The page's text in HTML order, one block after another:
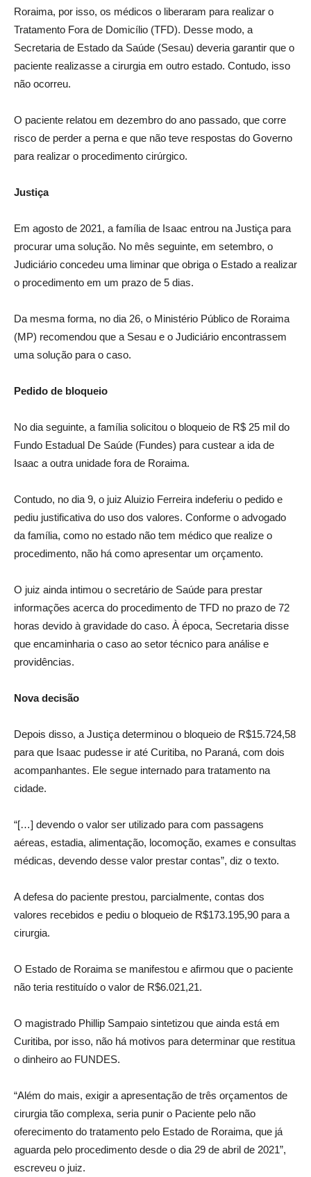
Roraima, por isso, os médicos o liberaram para realizar o
Tratamento Fora de Domicílio (TFD). Desse modo, a
Secretaria de Estado da Saúde (Sesau) deveria garantir que o
paciente realizasse a cirurgia em outro estado. Contudo, isso
não ocorreu.
O paciente relatou em dezembro do ano passado, que corre
risco de perder a perna e que não teve respostas do Governo
para realizar o procedimento cirúrgico.
Justiça
Em agosto de 2021, a família de Isaac entrou na Justiça para
procurar uma solução. No mês seguinte, em setembro, o
Judiciário concedeu uma liminar que obriga o Estado a realizar
o procedimento em um prazo de 5 dias.
Da mesma forma, no dia 26, o Ministério Público de Roraima
(MP) recomendou que a Sesau e o Judiciário encontrassem
uma solução para o caso.
Pedido de bloqueio
No dia seguinte, a família solicitou o bloqueio de R$ 25 mil do
Fundo Estadual De Saúde (Fundes) para custear a ida de
Isaac a outra unidade fora de Roraima.
Contudo, no dia 9, o juiz Aluizio Ferreira indeferiu o pedido e
pediu justificativa do uso dos valores. Conforme o advogado
da família, como no estado não tem médico que realize o
procedimento, não há como apresentar um orçamento.
O juiz ainda intimou o secretário de Saúde para prestar
informações acerca do procedimento de TFD no prazo de 72
horas devido à gravidade do caso. À época, Secretaria disse
que encaminharia o caso ao setor técnico para análise e
providências.
Nova decisão
Depois disso, a Justiça determinou o bloqueio de R$15.724,58
para que Isaac pudesse ir até Curitiba, no Paraná, com dois
acompanhantes. Ele segue internado para tratamento na
cidade.
“[…] devendo o valor ser utilizado para com passagens
aéreas, estadia, alimentação, locomoção, exames e consultas
médicas, devendo desse valor prestar contas”, diz o texto.
A defesa do paciente prestou, parcialmente, contas dos
valores recebidos e pediu o bloqueio de R$173.195,90 para a
cirurgia.
O Estado de Roraima se manifestou e afirmou que o paciente
não teria restituído o valor de R$6.021,21.
O magistrado Phillip Sampaio sintetizou que ainda está em
Curitiba, por isso, não há motivos para determinar que restitua
o dinheiro ao FUNDES.
“Além do mais, exigir a apresentação de três orçamentos de
cirurgia tão complexa, seria punir o Paciente pelo não
oferecimento do tratamento pelo Estado de Roraima, que já
aguarda pelo procedimento desde o dia 29 de abril de 2021”,
escreveu o juiz.